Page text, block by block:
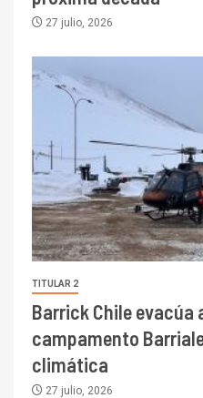
27 julio, 2026
TITULAR 2
Barrick Chile evacúa
campamento
climática
27 julio, 2026